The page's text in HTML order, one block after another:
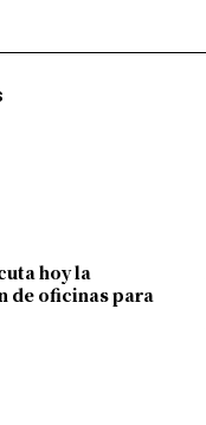
hoy la
de oficinas para